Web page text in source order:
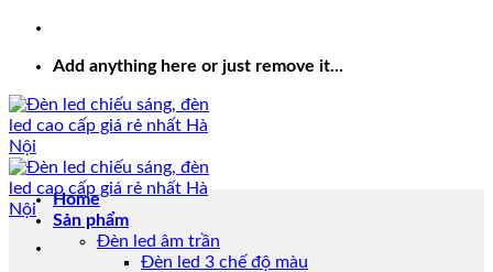
Add anything here or just remove it...
Home
Sản phẩm
Đèn led âm trần
Đèn led 3 chế độ màu